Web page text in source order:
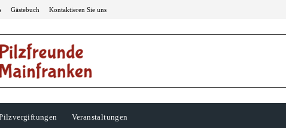
Gästebuch Kontaktieren Sie uns
Veranstaltungen